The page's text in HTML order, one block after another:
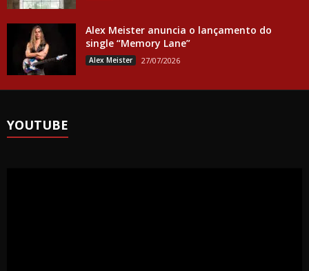
Alex Meister anuncia o lançamento do
single “Memory Lane”
Alex Meister 27/07/2026
YOUTUBE